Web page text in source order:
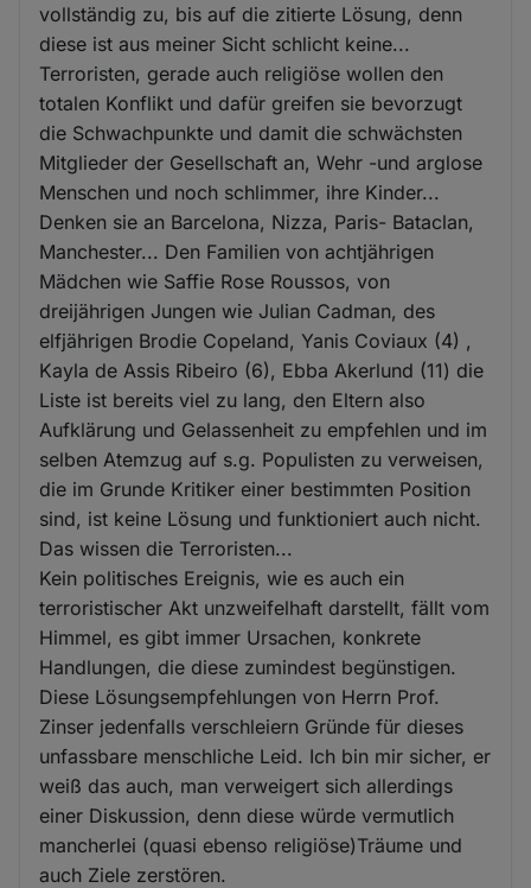
vollständig zu, bis auf die zitierte Lösung, denn
diese ist aus meiner Sicht schlicht keine...
Terroristen, gerade auch religiöse wollen den
totalen Konflikt und dafür greifen sie bevorzugt
die Schwachpunkte und damit die schwächsten
Mitglieder der Gesellschaft an, Wehr -und arglose
Menschen und noch schlimmer, ihre Kinder...
Denken sie an Barcelona, Nizza, Paris- Bataclan,
Manchester... Den Familien von achtjährigen
Mädchen wie Saffie Rose Roussos, von
dreijährigen Jungen wie Julian Cadman, des
elfjährigen Brodie Copeland, Yanis Coviaux (4) ,
Kayla de Assis Ribeiro (6), Ebba Akerlund (11) die
Liste ist bereits viel zu lang, den Eltern also
Aufklärung und Gelassenheit zu empfehlen und im
selben Atemzug auf s.g. Populisten zu verweisen,
die im Grunde Kritiker einer bestimmten Position
sind, ist keine Lösung und funktioniert auch nicht.
Das wissen die Terroristen...
Kein politisches Ereignis, wie es auch ein
terroristischer Akt unzweifelhaft darstellt, fällt vom
Himmel, es gibt immer Ursachen, konkrete
Handlungen, die diese zumindest begünstigen.
Diese Lösungsempfehlungen von Herrn Prof.
Zinser jedenfalls verschleiern Gründe für dieses
unfassbare menschliche Leid. Ich bin mir sicher, er
weiß das auch, man verweigert sich allerdings
einer Diskussion, denn diese würde vermutlich
mancherlei (quasi ebenso religiöse)Träume und
auch Ziele zerstören.